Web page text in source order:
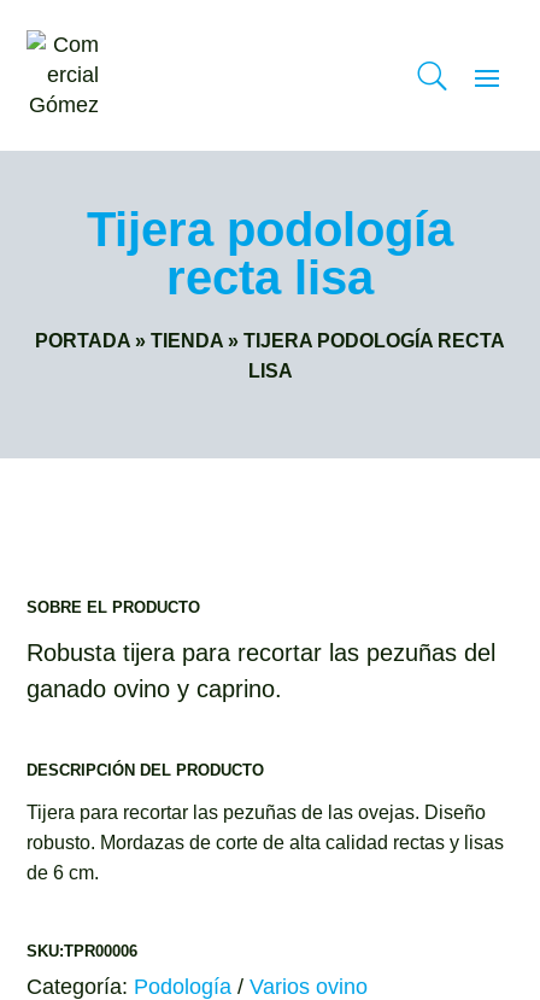
Tijera podología
recta lisa
PORTADA » TIENDA » TIJERA PODOLOGÍA RECTA
LISA
SOBRE EL PRODUCTO
Robusta tijera para recortar las pezuñas del
ganado ovino y caprino.
DESCRIPCIÓN DEL PRODUCTO
Tijera para recortar las pezuñas de las ovejas. Diseño
robusto. Mordazas de corte de alta calidad rectas y lisas
de 6 cm.
SKU:TPR00006
Categoría: Podología /Varios ovino